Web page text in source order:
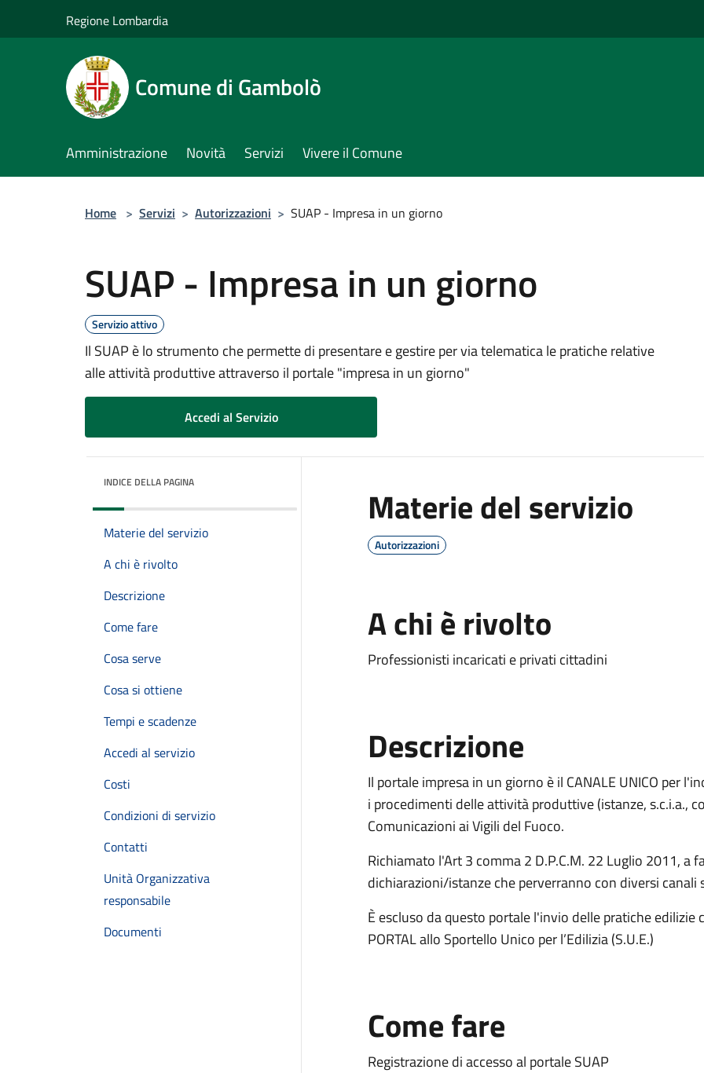
Regione Lombardia
Comune di Gambolò
Amministrazione Novità Servizi Vivere il Comune
Home > Servizi > Autorizzazioni > SUAP - Impresa in un giorno
SUAP - Impresa in un giorno
Servizio attivo
Il SUAP è lo strumento che permette di presentare e gestire per via telematica le pratiche relative
alle attività produttive attraverso il portale "impresa in un giorno"
Accedi al Servizio
INDICE DELLA PAGINA
Materie del servizio
A chi è rivolto
Descrizione
Come fare
Cosa serve
Cosa si ottiene
Tempi e scadenze
Accedi al servizio
Costi
Condizioni di servizio
Contatti
Unità Organizzativa
responsabile
Documenti
Materie del servizio
Autorizzazioni
A chi è rivolto
Professionisti incaricati e privati cittadini
Descrizione
Il portale impresa in un giorno è il CANALE UNICO per
i procedimenti delle attività produttive (istanze, s.c.i.a.,
Comunicazioni ai Vigili del Fuoco.
Richiamato l'Art 3 comma 2 D.P.C.M. 22 Luglio 2011, a
dichiarazioni/istanze che perverranno con diversi canali
È escluso da questo portale l'invio delle pratiche
PORTAL allo Sportello Unico per l’Edilizia (S.U.E.)
Come fare
Registrazione di accesso al portale SUAP